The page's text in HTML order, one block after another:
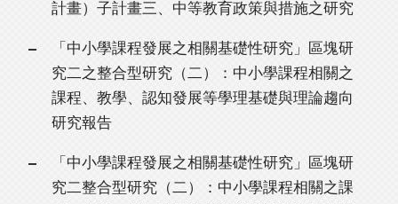
計畫）子計畫三、中等教育政策與措施之研究
「中小學課程發展之相關基礎性研究」區塊研
究二之整合型研究（二）：中小學課程相關之
課程、教學、認知發展等學理基礎與理論趨向
研究報告
「中小學課程發展之相關基礎性研究」區塊研
究二整合型研究（二）：中小學課程相關之課